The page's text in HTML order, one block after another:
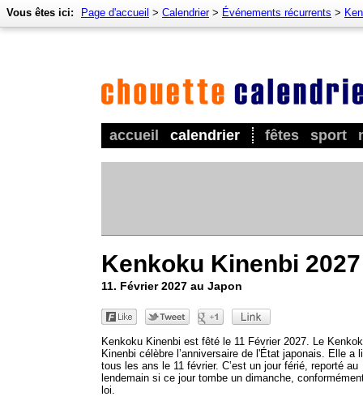
accueil calendrier fêtes sport
Vous êtes ici: Page d'accueil > Calendrier> Événements récurrents >
Kenkoku Kinenbi 2027
11. Février 2027 au Japon
Kenkoku Kinenbi est fêté le 11 Février 2027. Le
Kinenbi célèbre l’anniversaire de l'État japonais. Elle a
tous les ans le 11 février. C’est un jour férié, reporté au
lendemain si ce jour tombe un dimanche,
loi.